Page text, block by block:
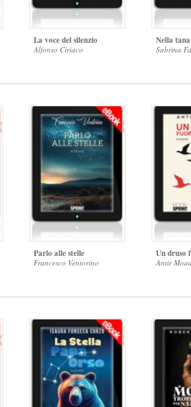
La voce del silenzio
Alfonso Ciriaco
Nella
Sabrina
Parlo alle stelle
Francesco Ventorino
Un druso
Antir